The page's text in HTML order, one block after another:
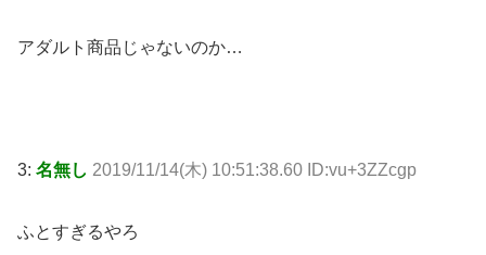
アダルト商品じゃないのか…
3: 名無し 2019/11/14(木) 10:51:38.60 ID:vu+3ZZcgp
ふとすぎるやろ